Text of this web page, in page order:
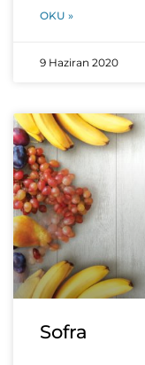
OKU »
9 Haziran 2020
Sofra